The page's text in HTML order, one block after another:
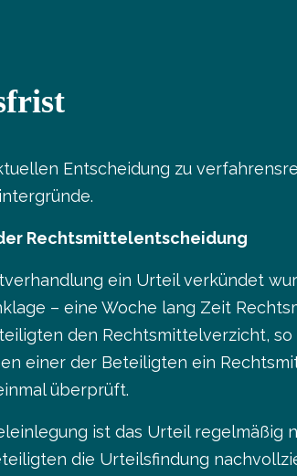
Entscheidung zu
Rechtsmittelentscheidung
ein Urteil verkündet
– eine Woche lang Zeit
den Rechtsmittelverzicht,
einer der Beteiligten ein
überprüft.
ist das Urteil regelmäßig
die Urteilsfindung